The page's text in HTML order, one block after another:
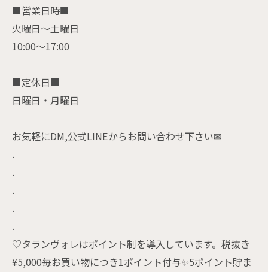
■営業日時■
火曜日〜土曜日
10:00〜17:00
■定休日■
日曜日・月曜日
お気軽にDM,公式LINEからお問い合わせ下さい✉
.
.
.
.
.
♡タランヴォレはポイント制を導入しています。税抜き
¥5,000毎お買い物につき1ポイント付与✨5ポイント貯ま